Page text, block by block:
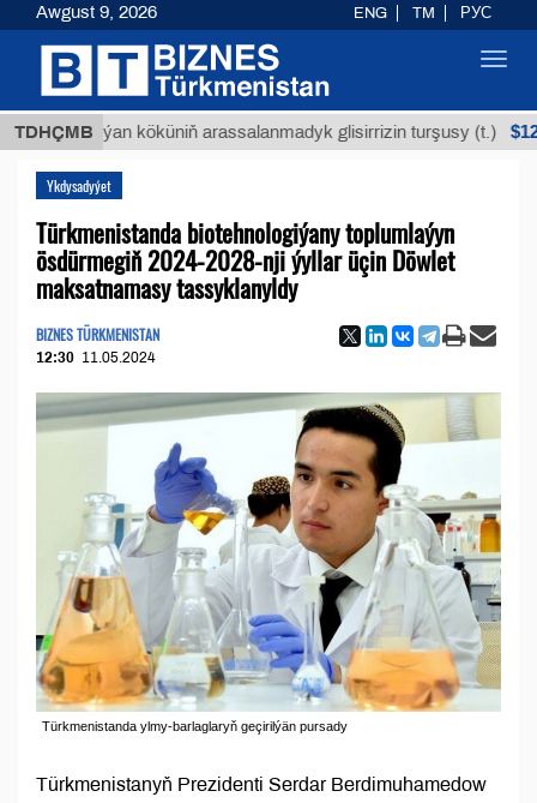
TDHÇMB
Buýan köküniň arassalanmadyk glisirrizin turşusy (t.) $12935,18
Ykdysadyýet
Türkmenistanda biotehnologiýany toplumlaýyn
ösdürmegiň 2024-2028-nji ýyllar üçin Döwlet
maksatnamasy tassyklanyldy
BIZNES TÜRKMENISTAN
12:30 11.05.2024
Türkmenistanda ylmy-barlaglaryň geçirilýän pursady
Türkmenistanyň Prezidenti Serdar Berdimuhamedow
Awgust 9, 2026 ENG TM РУС